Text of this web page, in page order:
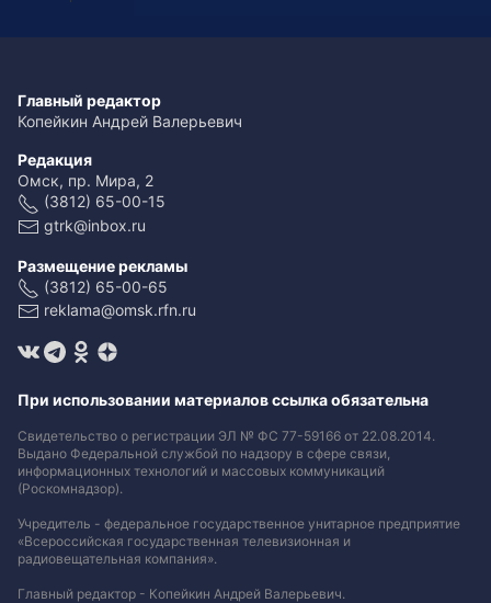
Главный редактор
Копейкин Андрей Валерьевич
Редакция
Омск, пр. Мира, 2
(3812) 65-00-15
gtrk@inbox.ru
Размещение рекламы
(3812) 65-00-65
reklama@omsk.rfn.ru
При использовании материалов ссылка обязательна
Свидетельство о регистрации ЭЛ № ФС 77-59166 от 22.08.2014.
Выдано Федеральной службой по надзору в сфере связи,
информационных технологий и массовых коммуникаций
(Роскомнадзор).
Учредитель - федеральное государственное унитарное предприятие
«Всероссийская государственная телевизионная и
радиовещательная компания».
Главный редактор - Копейкин Андрей Валерьевич.